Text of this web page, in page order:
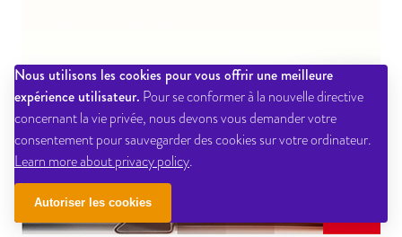
Nous utilisons les cookies pour vous offrir une meilleure
expérience utilisateur. Pour se conformer à la nouvelle directive
concernant la vie privée, nous devons vous demander votre
consentement pour sauvegarder des cookies sur votre ordinateur.
Learn more about privacy policy.
Autoriser les cookies